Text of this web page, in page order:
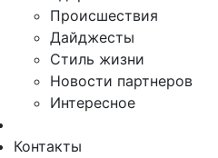
Происшествия
Дайджесты
Стиль жизни
Новости партнеров
Интересное
Контакты